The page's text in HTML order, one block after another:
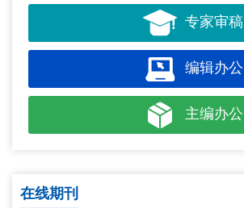
专家审稿
编辑办公
主编办公
在线期刊